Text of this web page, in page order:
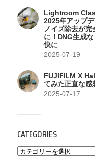
Lightroom
2025年アップ
ノイズ除去が完
に！DNG生成
快に
2025-07-19
FUJIFILM X
てみた正直な感
2025-07-17
CATEGORIES